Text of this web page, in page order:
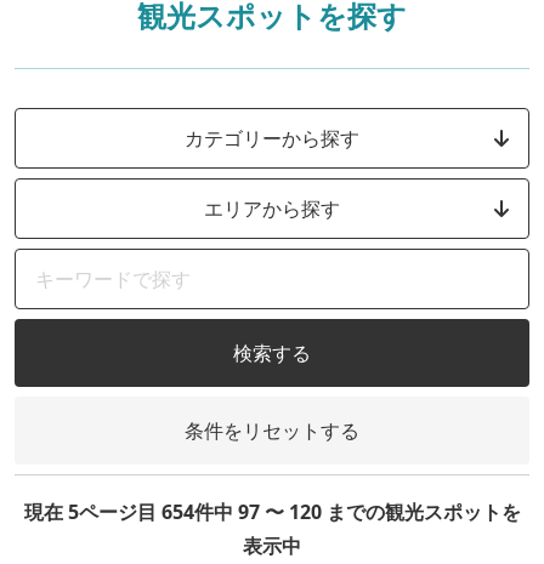
観光スポットを探す
カテゴリーから探す
エリアから探す
検索する
条件をリセットする
現在 5ページ目 654件中 97 〜 120 までの観光スポットを
表示中